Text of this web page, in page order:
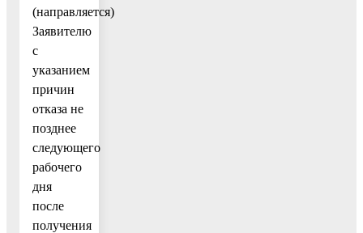
(направляется)
Заявителю
с
указанием
причин
отказа не
позднее
следующего
рабочего
дня
после
получения